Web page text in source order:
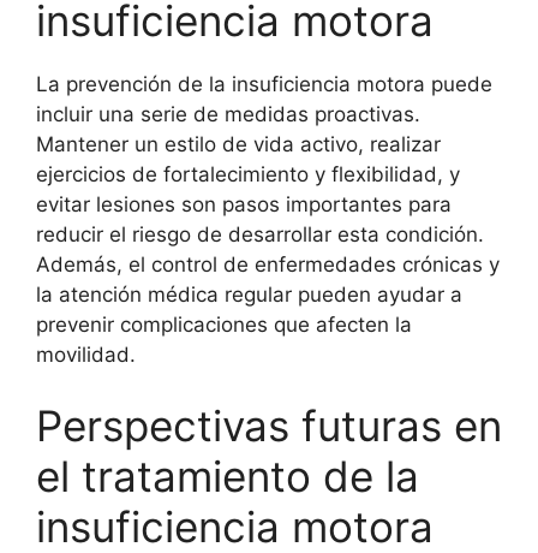
insuficiencia motora
La prevención de la insuficiencia motora puede
incluir una serie de medidas proactivas.
Mantener un estilo de vida activo, realizar
ejercicios de fortalecimiento y flexibilidad, y
evitar lesiones son pasos importantes para
reducir el riesgo de desarrollar esta condición.
Además, el control de enfermedades crónicas y
la atención médica regular pueden ayudar a
prevenir complicaciones que afecten la
movilidad.
Perspectivas futuras en
el tratamiento de la
insuficiencia motora